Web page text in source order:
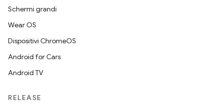
Schermi grandi
Wear OS
Dispositivi ChromeOS
Android for Cars
Android TV
RELEASE